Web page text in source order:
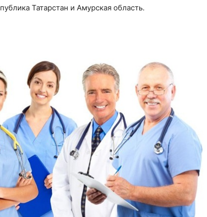
Татарстан и Амурская область.